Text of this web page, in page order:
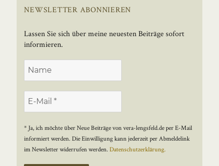
NEWSLETTER ABONNIEREN
Lassen Sie sich über meine neuesten Beiträge sofort
informieren.
* Ja, ich möchte über Neue Beiträge von vera-lengsfeld.de per E-Mail
informiert werden. Die Einwilligung kann jederzeit per Abmeldelink
im Newsletter widerrufen werden.Datenschutzerklärung.